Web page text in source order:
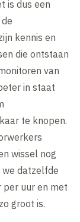
is dus een
kennis en
die ontstaan
van
in staat
te knopen.
wissel nog
we datzelfde
per uur en met
groot is.